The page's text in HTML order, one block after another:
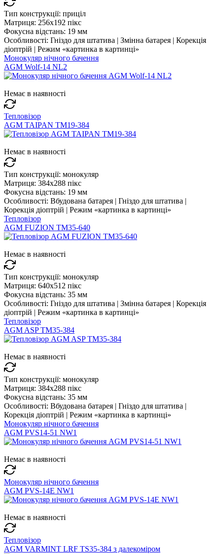
Тип конструкції: приціл
Матриця: 256x192 пікс
Фокусна відстань: 19 мм
Особливості: Гніздо для штатива | Змінна батарея | Корекція
діоптрій | Режим «картинка в картинці»
Монокуляр нічного бачення
AGM Wolf-14 NL2
Немає в наявності
Тепловізор
AGM TAIPAN TM19-384
Немає в наявності
Тип конструкції: монокуляр
Матриця: 384x288 пікс
Фокусна відстань: 19 мм
Особливості: Вбудована батарея | Гніздо для штатива |
Корекція діоптрій | Режим «картинка в картинці»
Тепловізор
AGM FUZION TM35-640
Немає в наявності
Тип конструкції: монокуляр
Матриця: 640x512 пікс
Фокусна відстань: 35 мм
Особливості: Гніздо для штатива | Змінна батарея | Корекція
діоптрій | Режим «картинка в картинці»
Тепловізор
AGM ASP TM35-384
Немає в наявності
Тип конструкції: монокуляр
Матриця: 384x288 пікс
Фокусна відстань: 35 мм
Особливості: Вбудована батарея | Гніздо для штатива |
Корекція діоптрій | Режим «картинка в картинці»
Монокуляр нічного бачення
AGM PVS14-51 NW1
Немає в наявності
Монокуляр нічного бачення
AGM PVS-14E NW1
Немає в наявності
Тепловізор
AGM VARMINT LRF TS35-384 з далекоміром